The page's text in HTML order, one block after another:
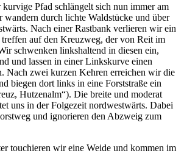
kurvige Pfad schlängelt sich nun immer am
wandern durch lichte Waldstücke und über
Nach einer Rastbank verlieren wir ein
auf den Kreuzweg, der von Reit im
schwenken linkshaltend in diesen ein,
und lassen in einer Linkskurve einen
Nach zwei kurzen Kehren erreichen wir die
biegen dort links in eine Forststraße ein
Hutzenalm“). Die breite und moderat
uns in der Folgezeit nordwestwärts. Dabei
und ignorieren den Abzweig zum
touchieren wir eine Weide und kommen im